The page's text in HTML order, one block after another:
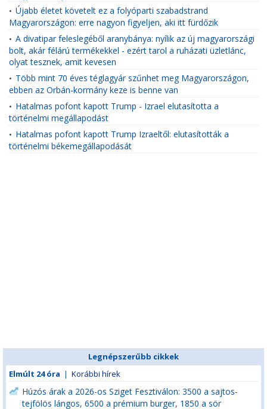
• Újabb életet követelt ez a folyóparti szabadstrand
Magyarországon: erre nagyon figyeljen, aki itt fürdőzik
• A divatipar feleslegéből aranybánya: nyílik az új magyarországi
bolt, akár félárú termékekkel - ezért tarol a ruházati üzletlánc,
olyat tesznek, amit kevesen
• Több mint 70 éves téglagyár szűnhet meg Magyarországon,
ebben az Orbán-kormány keze is benne van
• Hatalmas pofont kapott Trump - Izrael elutasította a
történelmi megállapodást
• Hatalmas pofont kapott Trump Izraeltől: elutasították a
történelmi békemegállapodását
Legnépszerűbb cikkek
Elmúlt 24 óra | Korábbi hírek
Húzós árak a 2026-os Sziget Fesztiválon: 3500 a sajtos-
tejfölös lángos, 6500 a prémium burger, 1850 a sör